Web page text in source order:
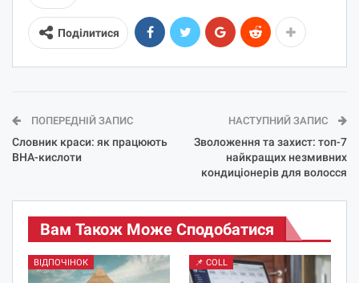
Поділитися
ПОПЕРЕДНІЙ ЗАПИС
Словник краси: як працюють
BHA-кислоти
НАСТУПНИЙ ЗАПИС
Зволоження та захист: топ-7
найкращих незмивних
кондиціонерів для волосся
Вам Також Може Сподобатися
ВІДПОЧІНОК 📌 COLL